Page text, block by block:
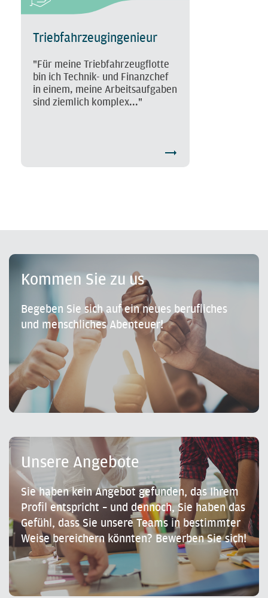
Triebfahrzeugingenieur
"Für meine Triebfahrzeugflotte
bin ich Technik- und Finanzchef
in einem, meine Arbeitsaufgaben
sind ziemlich komplex..."
Kommen Sie zu us
Begeben Sie sich auf ein neues berufliches
und menschliches Abenteuer!
Unsere Angebote
Sie haben kein Angebot gefunden, das Ihrem
Profil entspricht – und dennoch, Sie haben das
Gefühl, dass Sie unsere Teams in bestimmter
Weise bereichern könnten? Bewerben Sie sich!